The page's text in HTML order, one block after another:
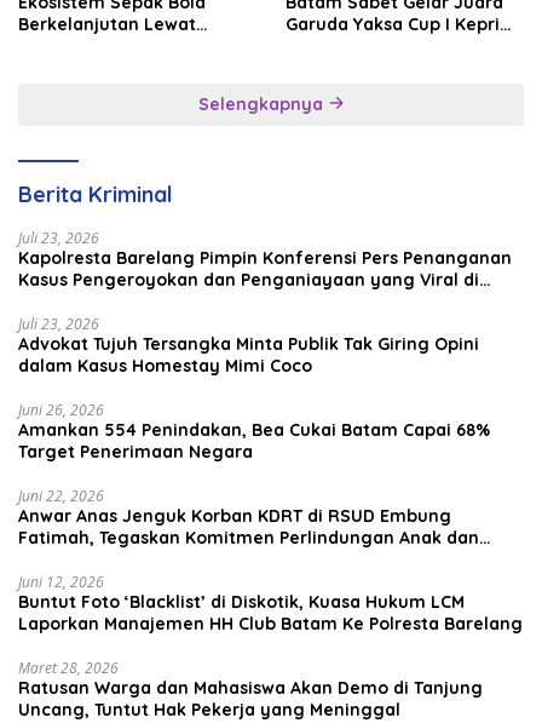
Berkelanjutan Lewat
Garuda Yaksa Cup I Kepri
Selengkapnya
Berita Kriminal
Juli 23, 2026
Kapolresta Barelang Pimpin Konferensi Pers Penanganan
Kasus Pengeroyokan dan Penganiayaan yang Viral di
Juli 23, 2026
Advokat Tujuh Tersangka Minta Publik Tak Giring Opini
dalam Kasus Homestay Mimi Coco
Juni 26, 2026
Amankan 554 Penindakan, Bea Cukai Batam Capai 68%
Target Penerimaan Negara
Juni 22, 2026
Anwar Anas Jenguk Korban KDRT di RSUD Embung
Fatimah, Tegaskan Komitmen Perlindungan Anak dan
Juni 12, 2026
Buntut Foto ‘Blacklist’ di Diskotik, Kuasa Hukum LCM
Laporkan Manajemen HH Club Batam Ke Polresta Barelang
Maret 28, 2026
Ratusan Warga dan Mahasiswa Akan Demo di Tanjung
Uncang, Tuntut Hak Pekerja yang Meninggal